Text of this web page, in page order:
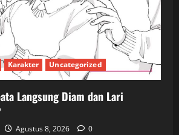
Karakter Uncategorized
Langsung Diam dan Lari
Agustus 8, 2026 0